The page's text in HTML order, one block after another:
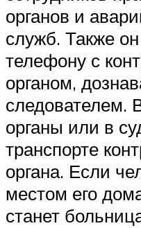
органов и
служб. Также
телефону с
органом,
следователем.
органы или в
транспорте
органа. Если
местом его
станет